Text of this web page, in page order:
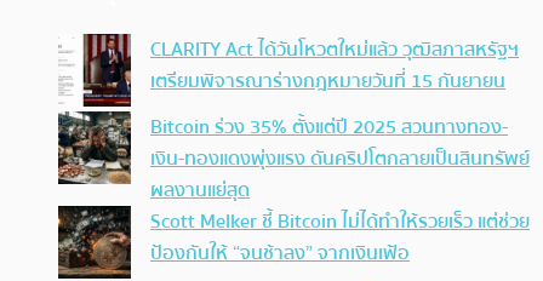
CLARITY Act ได้วันโหวตใหม่แล้ว วุฒิสภาสหรัฐฯ
เตรียมพิจารณาร่างกฎหมายวันที่ 15 กันยายน
Bitcoin ร่วง 35% ตั้งแต่ปี 2025 สวนทางทอง-
เงิน-ทองแดงพุ่งแรง ดันคริปโตกลายเป็นสินทรัพย์
ผลงานแย่สุด
Scott Melker ชี้ Bitcoin ไม่ได้ทำให้รวยเร็ว แต่ช่วย
ป้องกันให้ “จนช้าลง” จากเงินเฟ้อ